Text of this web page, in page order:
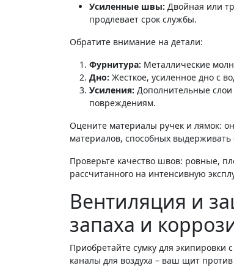
Усиленные швы: Двойная или
продлевает срок службы.
Обратите внимание на детали:
Фурнитура: Металлические
Дно: Жесткое, усиленное дно с
Усиления: Дополнительные слои
повреждениям.
Оцените материалы ручек и лямок:
материалов, способных
Проверьте качество швов: ровные,
рассчитанного на интенсивную
Вентиляция и
запаха и
Приобретайте сумку для экипировки
каналы для воздуха – ваш щит